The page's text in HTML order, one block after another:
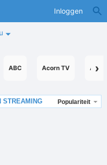
Inloggen
›
ABC Acorn TV
Populariteit